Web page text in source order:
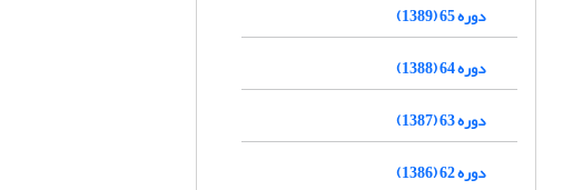
دوره 65 (1389)
دوره 64 (1388)
دوره 63 (1387)
دوره 62 (1386)